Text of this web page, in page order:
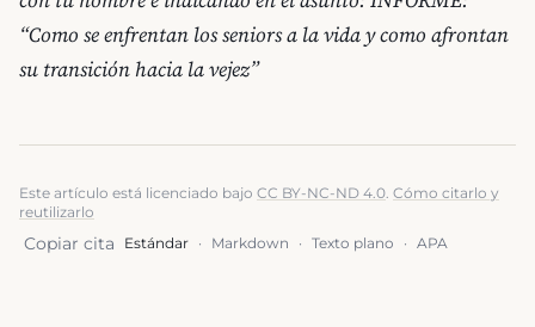
“Como se enfrentan los seniors a la vida y como afrontan
su transición hacia la vejez”
Este artículo está licenciado bajo CC BY-NC-ND 4.0. Cómo citarlo y
reutilizarlo
Copiar cita Estándar · Markdown · Texto plano · APA